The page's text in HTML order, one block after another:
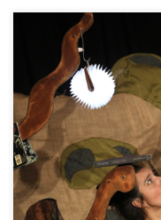
Rendez-vous le mercredi
Malmedy pour vivre en
ans). Embarquez pour
d’ailleurs. Il paraît qu’au
les pages des livres des